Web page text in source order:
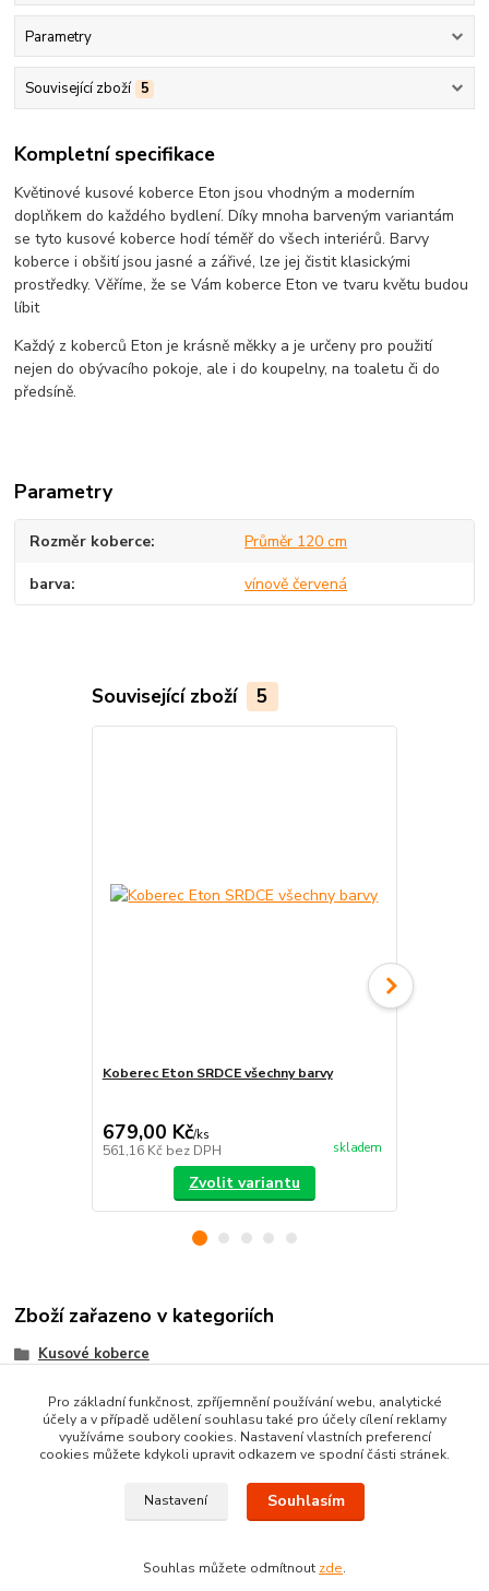
Parametry
Související zboží 5
Kompletní specifikace
Květinové kusové koberce Eton jsou vhodným a moderním
doplňkem do každého bydlení. Díky mnoha barveným variantám
se tyto kusové koberce hodí téměř do všech interiérů. Barvy
koberce i obšití jsou jasné a zářivé, lze jej čistit klasickými
prostředky. Věříme, že se Vám koberce Eton ve tvaru květu budou
líbit
Každý z koberců Eton je krásně měkky a je určeny pro použití
nejen do obývacího pokoje, ale i do koupelny, na toaletu či do
předsíně.
Parametry
Rozměr koberce Průměr 120 cm
barva vínově červená
Související zboží 5
Koberec Eton SRDCE všechny barvy
679,00 Kč/ks
561,16 Kč bez DPH skladem
Zvolit variantu
Zboží zařazeno v kategoriích
Kusové koberce
Moderní kusové koberce
Pro základní funkčnost, zpříjemnění používání webu, analytické
účely a v případě udělení souhlasu také pro účely cílení reklamy
využíváme soubory cookies. Nastavení vlastních preferencí
cookies můžete kdykoli upravit odkazem ve spodní části stránek.
Nastavení Souhlasím
Souhlas můžete odmítnout zde.